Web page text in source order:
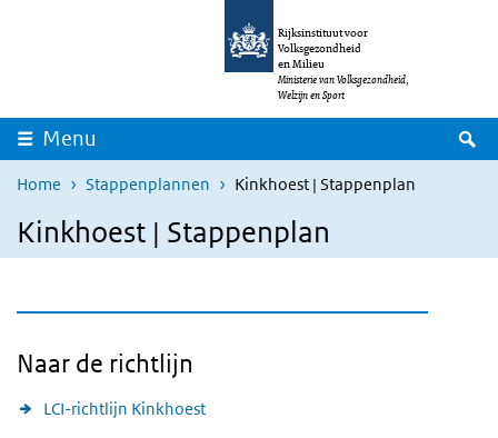
Overslaan en naar de inhoud gaan
Rijksinstituut voor
Volksgezondheid
en Milieu
Ministerie van Volksgezondheid,
Welzijn en Sport
Menu
Home Stappenplannen Kinkhoest | Stappenplan
Kinkhoest | Stappenplan
Naar de richtlijn
LCI-richtlijn Kinkhoest